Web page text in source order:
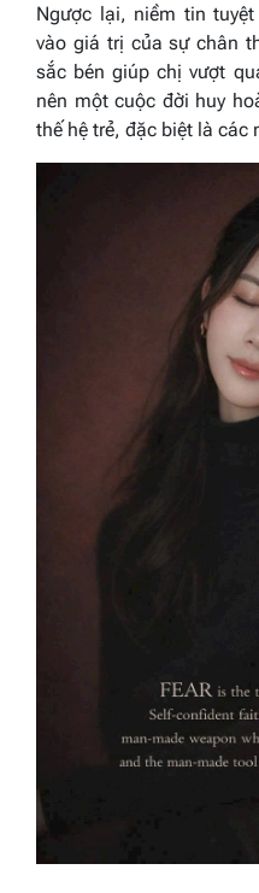
Ngược lại, niềm tin
vào giá trị của sự chân
sắc bén giúp chị vượt
nên một cuộc đời huy
thế hệ trẻ, đặc biệt là các